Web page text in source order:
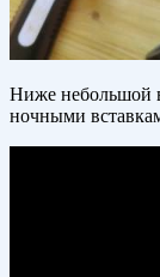
Ниже небольшой
ночными